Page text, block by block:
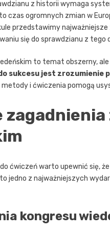
z historii wymaga
czas ogromnych zmian w
przedstawimy
się do sprawdzianu z tego
to temat obszerny,
sukcesu jest
metody i ćwiczenia pomogą
ćwiczeń warto upewnić się,
jedno z najważniejszych
kongresu